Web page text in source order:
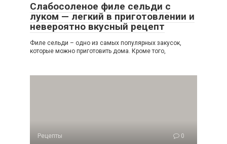
Слабосоленое филе сельди с
луком — легкий в приготовлении и
невероятно вкусный рецепт
Филе сельди – одно из самых популярных закусок,
которые можно приготовить дома. Кроме того,
Рецепты 0